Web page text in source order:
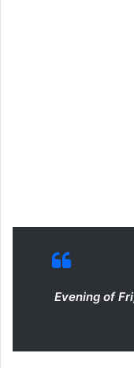
Evening of